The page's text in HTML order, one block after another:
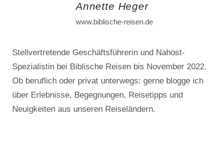
Annette Heger
www.biblische-reisen.de
Stellvertretende Geschäftsführerin und Nahost-
Spezialistin bei Biblische Reisen bis November 2022.
Ob beruflich oder privat unterwegs: gerne blogge ich
über Erlebnisse, Begegnungen, Reisetipps und
Neuigkeiten aus unseren Reiseländern.